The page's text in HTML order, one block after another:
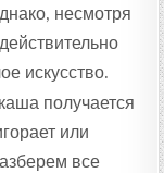
несмотря
искусство.
получается
или
все